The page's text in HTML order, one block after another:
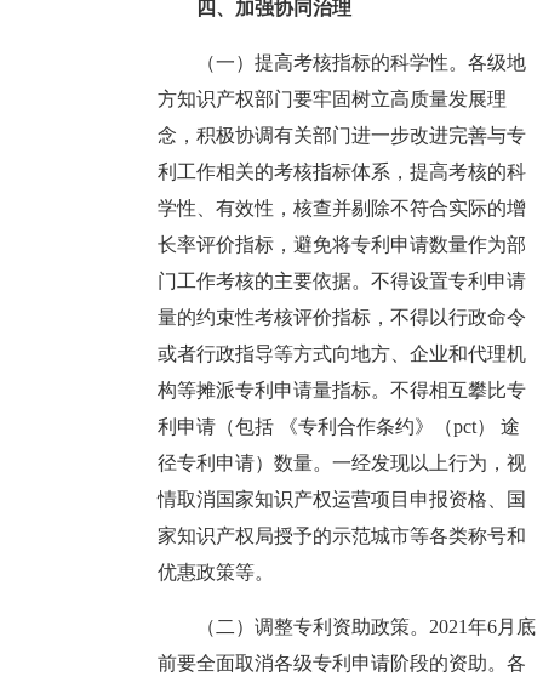
四、加强协同治理
（一）提高考核指标的科学性。各级地
方知识产权部门要牢固树立高质量发展理
念，积极协调有关部门进一步改进完善与专
利工作相关的考核指标体系，提高考核的科
学性、有效性，核查并剔除不符合实际的增
长率评价指标，避免将专利申请数量作为部
门工作考核的主要依据。不得设置专利申请
量的约束性考核评价指标，不得以行政命令
或者行政指导等方式向地方、企业和代理机
构等摊派专利申请量指标。不得相互攀比专
利申请（包括 《专利合作条约》（pct） 途
径专利申请）数量。一经发现以上行为，视
情取消国家知识产权运营项目申报资格、国
家知识产权局授予的示范城市等各类称号和
优惠政策等。
（二）调整专利资助政策。2021年6月底
前要全面取消各级专利申请阶段的资助。各